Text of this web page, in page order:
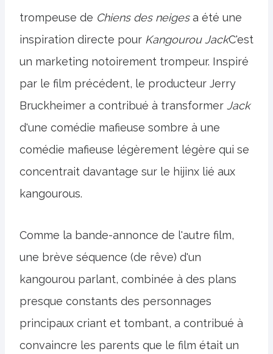
trompeuse de Chiens des neigesa été une
inspiration directe pour Kangourou JackC'est
un marketing notoirement trompeur. Inspiré
par le film précédent, le producteur Jerry
Bruckheimer a contribué à transformer Jack
d'une comédie mafieuse sombre à une
comédie mafieuse légèrement légère qui se
concentrait davantage sur le hijinx lié aux
kangourous.
Comme la bande-annonce de l'autre film,
une brève séquence (de rêve) d'un
kangourou parlant, combinée à des plans
presque constants des personnages
principaux criant et tombant, a contribué à
convaincre les parents que le film était un